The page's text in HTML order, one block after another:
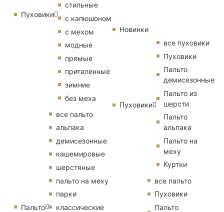
Пуховики
стильные
с капюшоном
с мехом
модные
прямые
приталенные
зимние
без меха
Пальто
все пальто
альпака
демисезонные
кашемировые
шерстяные
пальто на меху
парки
классические
Новинки
Пуховики
все пуховики
Пуховики
Пальто
демисезонные
Пальто из
шерсти
Пальто
альпака
Пальто на
меху
Куртки
все пальто
Пуховики
Пальто